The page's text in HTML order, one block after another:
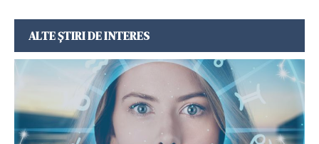
ALTE ȘTIRI DE INTERES